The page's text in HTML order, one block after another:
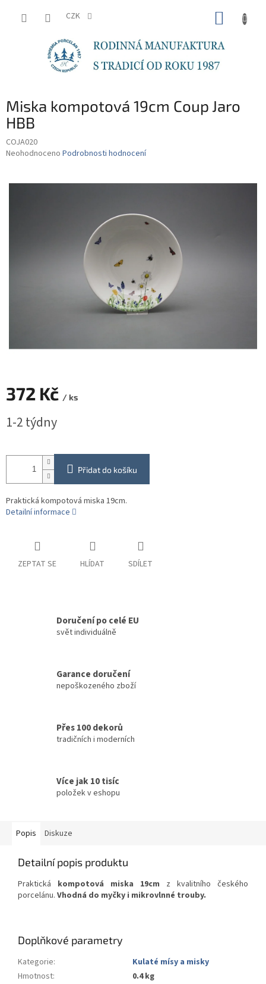
CZK
Miska kompotová 19cm Coup Jaro
HBB
COJA020
Průměrné
je
Neohodnoceno Podrobnosti hodnocení
372 Kč / ks
cena:
1-2 týdny
Přidat do košíku
Praktická kompotová miska 19cm.
Detailní informace
ZEPTAT SE HLÍDAT SDÍLET
Doručení po celé EU
svět individuálně
Garance doručení
nepoškozeného zboží
Přes 100 dekorů
tradičních i moderních
Více jak 10 tisíc
položek v eshopu
Popis Diskuze
Detailní popis produktu
Praktická kompotová miska 19cm z kvalitního českého
porcelánu. Vhodná do myčky i mikrovlnné trouby.
Doplňkové parametry
Kategorie:
Kulaté mísy a misky
Hmotnost:
0.4 kg